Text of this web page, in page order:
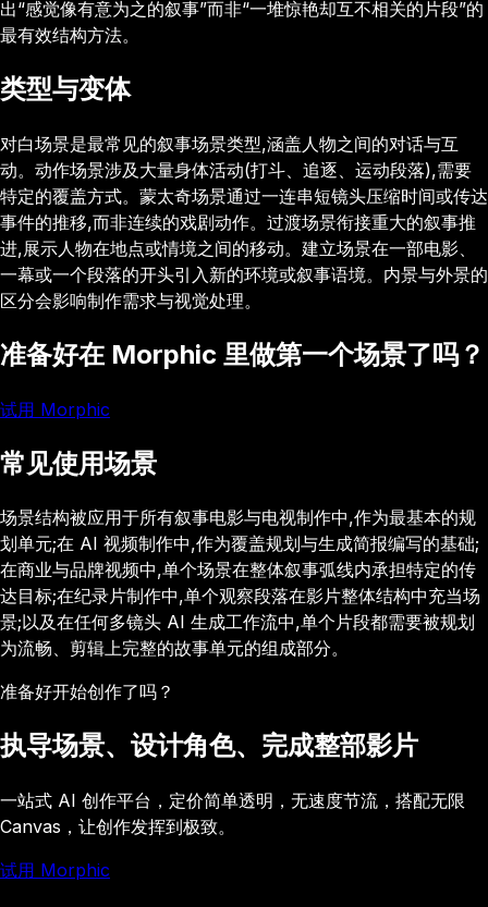
出“感觉像有意为之的叙事”而非“一堆惊艳却互不相关的片段”的
最有效结构方法。
类型与变体
对白场景是最常见的叙事场景类型,涵盖人物之间的对话与互
动。动作场景涉及大量身体活动(打斗、追逐、运动段落),需要
特定的覆盖方式。蒙太奇场景通过一连串短镜头压缩时间或传达
事件的推移,而非连续的戏剧动作。过渡场景衔接重大的叙事推
进,展示人物在地点或情境之间的移动。建立场景在一部电影、
一幕或一个段落的开头引入新的环境或叙事语境。内景与外景的
区分会影响制作需求与视觉处理。
准备好在 Morphic 里做第一个场景了吗？
试用 Morphic
常见使用场景
场景结构被应用于所有叙事电影与电视制作中,作为最基本的规
划单元;在 AI 视频制作中,作为覆盖规划与生成简报编写的基础;
在商业与品牌视频中,单个场景在整体叙事弧线内承担特定的传
达目标;在纪录片制作中,单个观察段落在影片整体结构中充当场
景;以及在任何多镜头 AI 生成工作流中,单个片段都需要被规划
为流畅、剪辑上完整的故事单元的组成部分。
准备好开始创作了吗？
执导场景、设计角色、完成整部影片
一站式 AI 创作平台，定价简单透明，无速度节流，搭配无限
Canvas，让创作发挥到极致。
试用 Morphic